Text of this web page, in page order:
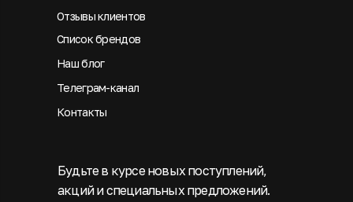
Будьте в курсе новых поступлений,
акций и специальных предложений.
Отзывы клиентов
Список брендов
Наш блог
Телеграм-канал
Контакты